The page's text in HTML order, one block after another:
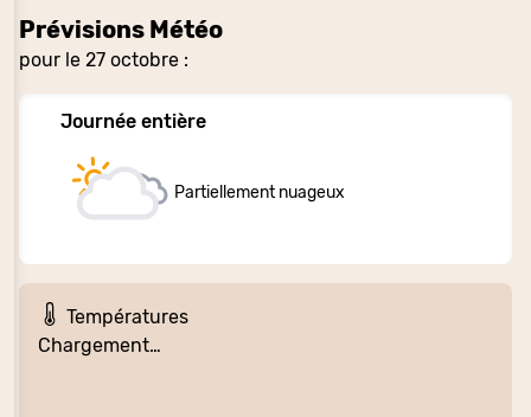
Prévisions Météo
pour le 27 octobre :
Journée entière
Partiellement nuageux
Températures
Chargement…